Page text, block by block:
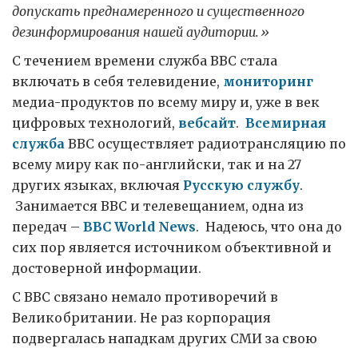
допускать преднамеренного и существенного
дезинформирования нашей аудитории.»
С течением времени служба ВВС стала
включать в себя телевидение, мониторинг
медиа-продуктов по всему миру и, уже в век
цифровых технологий, вебсайт. Всемирная
служба BBC осуществляет радиотрансляцию по
всему миру как по-английски, так и на 27
других языках, включая Русскую службу.
Занимается BBC и телевещанием, одна из
передач – BBC World News. Надеюсь, что она до
сих пор является источником объективной и
достоверной информации.
С ВВС связано немало противоречий в
Великобритании. Не раз корпорация
подвергалась нападкам других СМИ за свою